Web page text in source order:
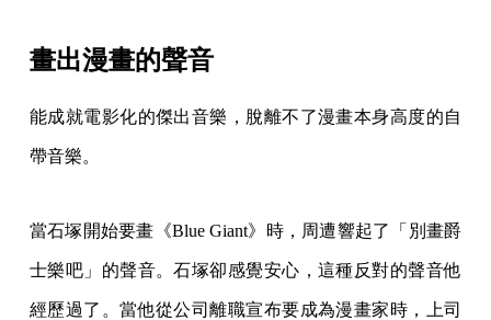
畫出漫畫的聲音
能成就電影化的傑出音樂，脫離不了漫畫本身高度的自
帶音樂。
當石塚開始要畫《Blue Giant》時，周遭響起了「別畫爵
士樂吧」的聲音。石塚卻感覺安心，這種反對的聲音他
經歷過了。當他從公司離職宣布要成為漫畫家時，上司